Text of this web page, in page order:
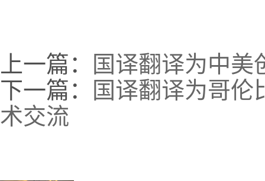
上一篇：
国译翻译为中美
下一篇：
国译翻译为哥伦
术交流